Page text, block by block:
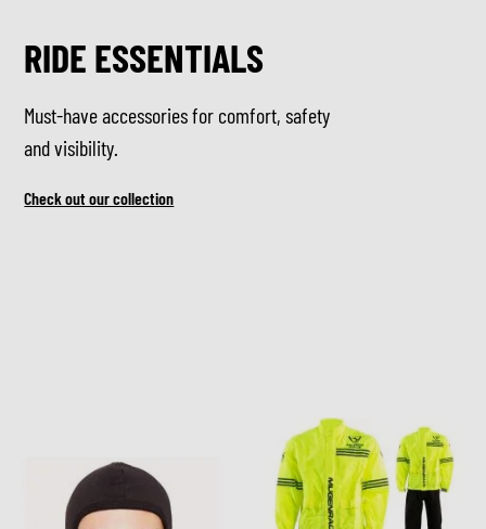
RIDE ESSENTIALS
Must-have accessories for comfort, safety
and visibility.
Check out our collection